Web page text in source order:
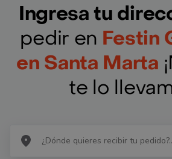
Ingresa tu
pedir en Festin
en Santa Marta
te lo